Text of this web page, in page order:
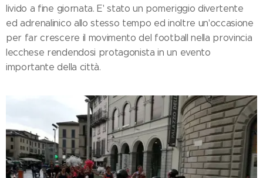
livido a fine giornata. E' stato un pomeriggio divertente
ed adrenalinico allo stesso tempo ed inoltre un'occasione
per far crescere il movimento del football nella provincia
lecchese rendendosi protagonista in un evento
importante della città.